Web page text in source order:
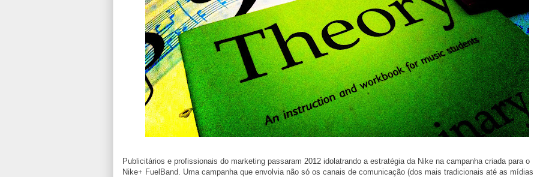
Publicitários e profissionais do marketing passaram 2012 idolatrando a estratégia da Nike na campanha criada para o
Nike+ FuelBand. Uma campanha que envolvia não só os canais de comunicação (dos mais tradicionais até as mídias